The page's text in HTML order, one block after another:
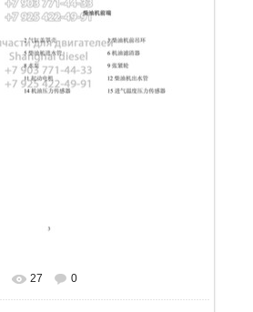
размере 1131x1600
27 0